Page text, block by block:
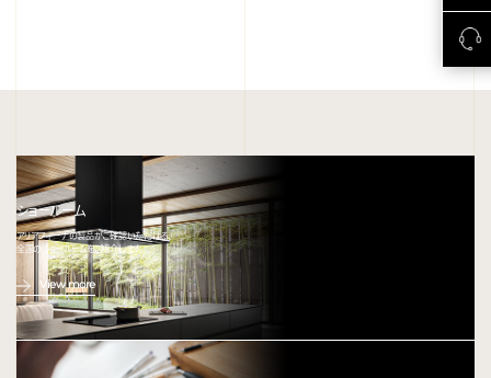
ショールーム
アリアフィーナの製品がご確認いただける、
全国のショールームをご紹介します。
View more